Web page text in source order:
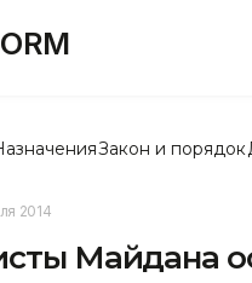
Закон и порядок
2014
Майдана